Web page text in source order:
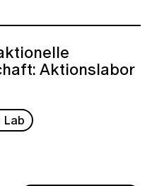
Aktionslabor
Lab